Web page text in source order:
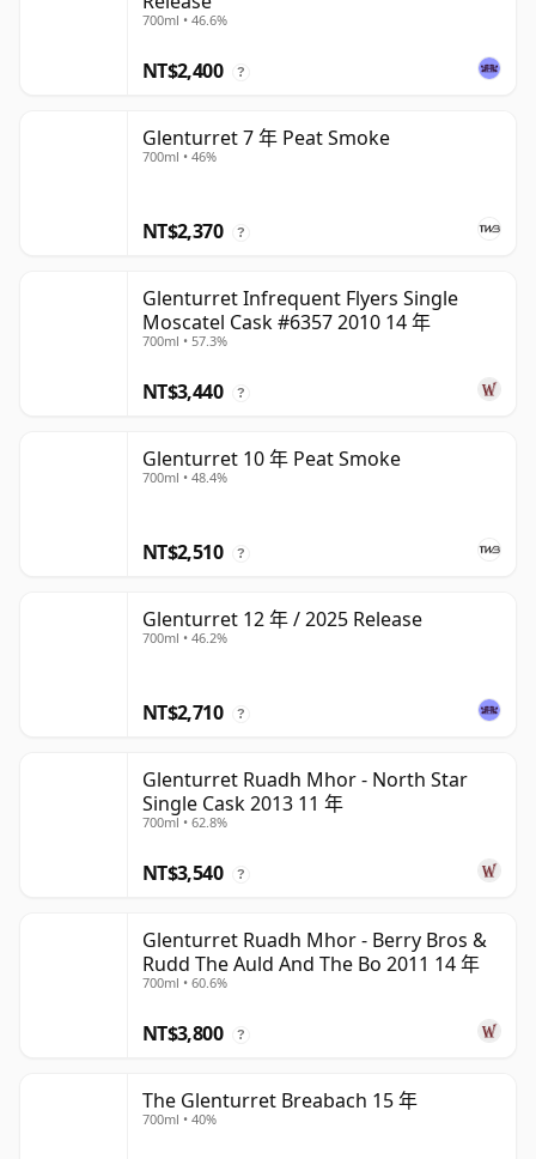
700ml • 46.6%
NT$2,400 ?
Glenturret 7 年 Peat Smoke
700ml • 46%
NT$2,370 ?
Glenturret Infrequent Flyers Single
Moscatel Cask #6357 2010 14 年
700ml • 57.3%
NT$3,440 ?
Glenturret 10 年 Peat Smoke
700ml • 48.4%
NT$2,510 ?
Glenturret 12 年 / 2025 Release
700ml • 46.2%
NT$2,710 ?
Glenturret Ruadh Mhor - North Star
Single Cask 2013 11 年
700ml • 62.8%
NT$3,540 ?
Glenturret Ruadh Mhor - Berry Bros &
Rudd The Auld And The Bo 2011 14 年
700ml • 60.6%
NT$3,800 ?
The Glenturret Breabach 15 年
700ml • 40%